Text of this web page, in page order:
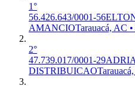
1°
56.426.643/0001-56
AMANCIOTarauacá, AC
2°
47.739.017/0001-29
DISTRIBUICAO